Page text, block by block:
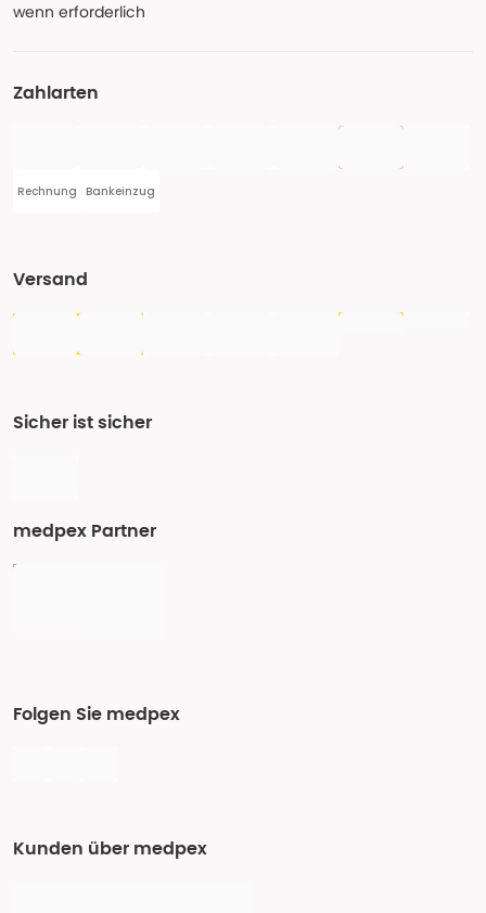
wenn erforderlich
Zahlarten
Rechnung Bankeinzug
Versand
Sicher ist sicher
medpex Partner
Folgen Sie medpex
Kunden über medpex